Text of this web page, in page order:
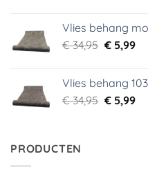
€ 39,95.
€
Vlies behang
€34,95
€ 34,95.
€5,99
€
Vlies behang
€34,95 €5,99
PRODUCTEN